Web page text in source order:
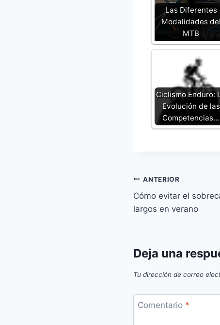
Las Diferentes
Modalidades del
MTB
Ciclismo Enduro:
Evolución de las
Competencias…
Navegación
de
ANTERIOR
Cómo evitar el
largos en verano
Deja una
Tu dirección de correo
Comentario *